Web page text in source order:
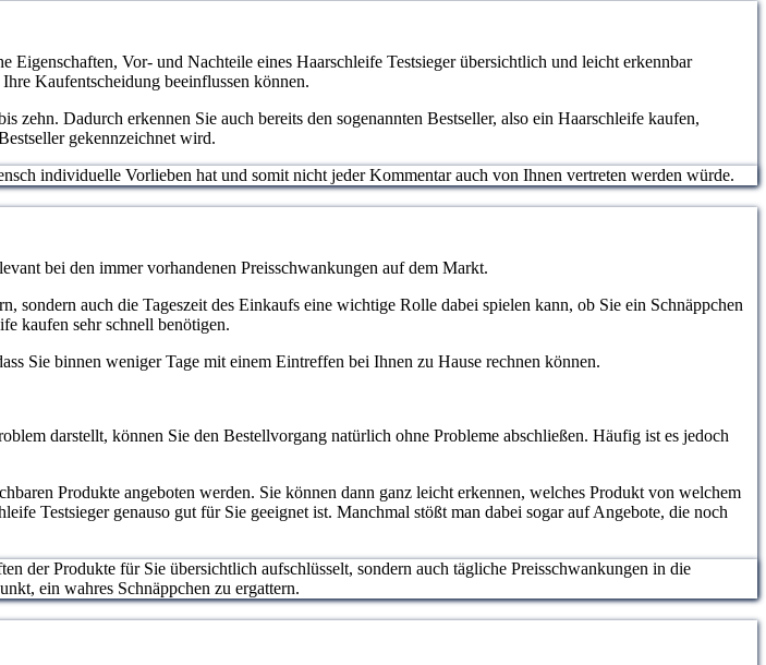
Vor- und Nachteile eines Haarschleife Testsieger übersichtlich und leicht erkennbar
Kaufentscheidung beeinflussen können.
Dadurch erkennen Sie auch bereits den sogenannten Bestseller, also ein Haarschleife kaufen,
gekennzeichnet wird.
individuelle Vorlieben hat und somit nicht jeder Kommentar auch von Ihnen vertreten werden würde.
bei den immer vorhandenen Preisschwankungen auf dem Markt.
sondern auch die Tageszeit des Einkaufs eine wichtige Rolle dabei spielen kann, ob Sie ein Schnäppchen
kaufen sehr schnell benötigen.
Sie binnen weniger Tage mit einem Eintreffen bei Ihnen zu Hause rechnen können.
darstellt, können Sie den Bestellvorgang natürlich ohne Probleme abschließen. Häufig ist es jedoch
Produkte angeboten werden. Sie können dann ganz leicht erkennen, welches Produkt von welchem
Testsieger genauso gut für Sie geeignet ist. Manchmal stößt man dabei sogar auf Angebote, die noch
der Produkte für Sie übersichtlich aufschlüsselt, sondern auch tägliche Preisschwankungen in die
ein wahres Schnäppchen zu ergattern.